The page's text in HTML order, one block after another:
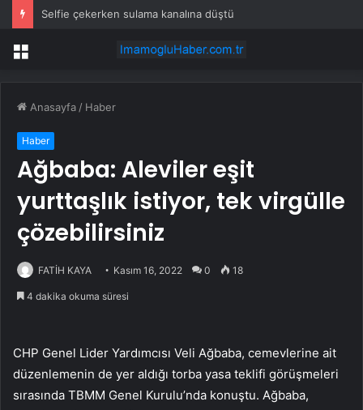
Selfie çekerken sulama kanalına düştü
Menü
Anasayfa / Haber
Haber
Ağbaba: Aleviler eşit
yurttaşlık istiyor, tek virgülle
çözebilirsiniz
FATİH KAYA Kasım 16, 2022 0 18
4 dakika okuma süresi
CHP Genel Lider Yardımcısı Veli Ağbaba, cemevlerine ait
düzenlemenin de yer aldığı torba yasa teklifi görüşmeleri
sırasında TBMM Genel Kurulu’nda konuştu. Ağbaba,